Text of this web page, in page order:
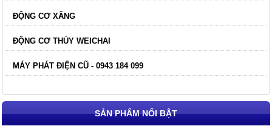
ĐỘNG CƠ XĂNG
ĐỘNG CƠ THỦY WEICHAI
MÁY PHÁT ĐIỆN CŨ - 0943 184 099
SẢN PHẨM NỔI BẬT